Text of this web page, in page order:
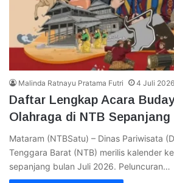
Malinda Ratnayu Pratama Futri 4 Juli 2026
Daftar Lengkap Acara
Olahraga di NTB Sepanjang
Mataram (NTBSatu) – Dinas Pariwisata
Tenggara Barat (NTB) merilis kalender
sepanjang bulan Juli 2026. Peluncuran…